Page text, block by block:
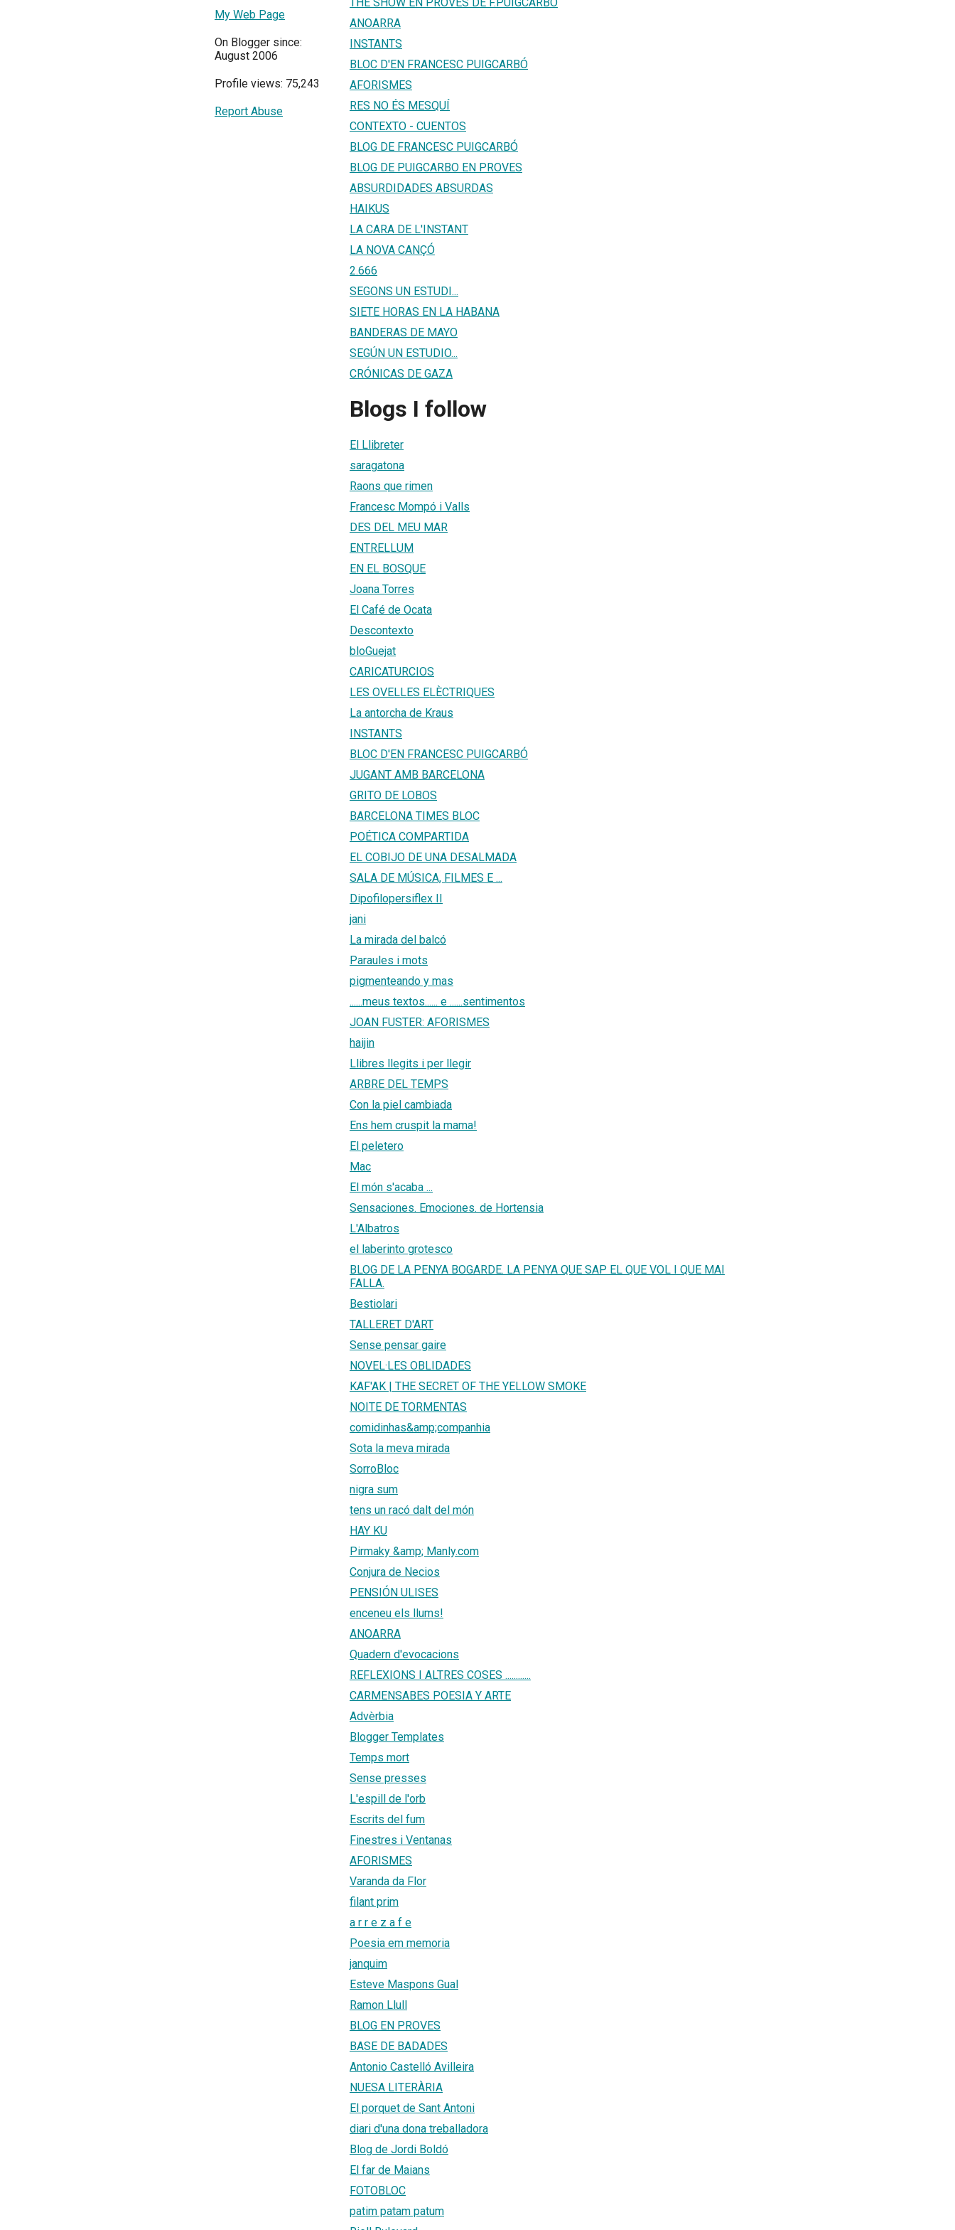
My Web Page
On Blogger since:
August 2006
Profile views: 75,243
Report Abuse
ANOARRA
INSTANTS
BLOC D'EN FRANCESC PUIGCARBÓ
AFORISMES
RES NO ÉS MESQUÍ
CONTEXTO - CUENTOS
BLOG DE FRANCESC PUIGCARBÓ
BLOG DE PUIGCARBO EN PROVES
ABSURDIDADES ABSURDAS
HAIKUS
LA CARA DE L'INSTANT
LA NOVA CANÇÓ
2.666
SEGONS UN ESTUDI...
SIETE HORAS EN LA HABANA
BANDERAS DE MAYO
SEGÚN UN ESTUDIO...
CRÓNICAS DE GAZA
Blogs I follow
El Llibreter
saragatona
Raons que rimen
Francesc Mompó i Valls
DES DEL MEU MAR
ENTRELLUM
EN EL BOSQUE
Joana Torres
El Café de Ocata
Descontexto
bloGuejat
CARICATURCIOS
LES OVELLES ELÈCTRIQUES
La antorcha de Kraus
INSTANTS
BLOC D'EN FRANCESC PUIGCARBÓ
JUGANT AMB BARCELONA
GRITO DE LOBOS
BARCELONA TIMES BLOC
POÉTICA COMPARTIDA
EL COBIJO DE UNA DESALMADA
SALA DE MÚSICA, FILMES E ...
Dipofilopersiflex II
jani
La mirada del balcó
Paraules i mots
pigmenteando y mas
......meus textos...... e ......sentimentos
JOAN FUSTER: AFORISMES
haijin
Llibres llegits i per llegir
ARBRE DEL TEMPS
Con la piel cambiada
Ens hem cruspit la mama!
El peletero
Mac
El món s'acaba ...
Sensaciones. Emociones. de Hortensia
L'Albatros
el laberinto grotesco
BLOG DE LA PENYA BOGARDE. LA PENYA QUE SAP EL QUE VOL I QUE MAI
FALLA.
Bestiolari
TALLERET D'ART
Sense pensar gaire
NOVEL·LES OBLIDADES
KAF'AK | THE SECRET OF THE YELLOW SMOKE
NOITE DE TORMENTAS
comidinhas&amp;companhia
Sota la meva mirada
SorroBloc
nigra sum
tens un racó dalt del món
HAY KU
Pirmaky &amp; Manly.com
Conjura de Necios
PENSIÓN ULISES
enceneu els llums!
ANOARRA
Quadern d'evocacions
REFLEXIONS I ALTRES COSES ............
CARMENSABES POESIA Y ARTE
Advèrbia
Blogger Templates
Temps mort
Sense presses
L'espill de l'orb
Escrits del fum
Finestres i Ventanas
AFORISMES
Varanda da Flor
filant prim
a r r e z a f e
Poesia em memoria
janquim
Esteve Maspons Gual
Ramon Llull
BLOG EN PROVES
BASE DE BADADES
Antonio Castelló Avilleira
NUESA LITERÀRIA
El porquet de Sant Antoni
diari d'una dona treballadora
Blog de Jordi Boldó
El far de Maians
FOTOBLOC
patim patam patum